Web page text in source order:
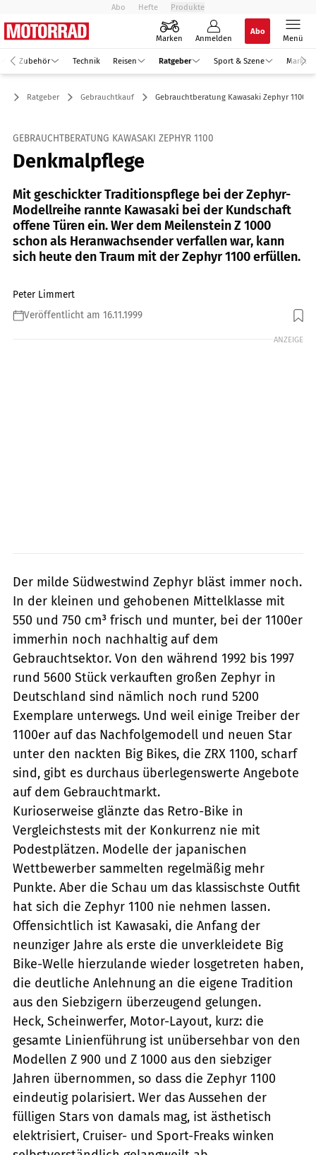
Abo Hefte Produkte
Marken Anmelden
Abo
Menü
Zubehör Technik Reisen Ratgeber Sport & Szene Markt
Ratgeber Gebrauchtkauf Gebrauchtberatung Kawasaki Zephyr 1100
GEBRAUCHTBERATUNG KAWASAKI ZEPHYR 1100
Denkmalpflege
Mit geschickter Traditionspflege bei der Zephyr-
Modellreihe rannte Kawasaki bei der Kundschaft
offene Türen ein. Wer dem Meilenstein Z 1000
schon als Heranwachsender verfallen war, kann
sich heute den Traum mit der Zephyr 1100 erfüllen.
Peter Limmert
Veröffentlicht am 16.11.1999
ANZEIGE
Der milde Südwestwind Zephyr bläst immer noch.
In der kleinen und gehobenen Mittelklasse mit
550 und 750 cm³ frisch und munter, bei der 1100er
immerhin noch nachhaltig auf dem
Gebrauchtsektor. Von den während 1992 bis 1997
rund 5600 Stück verkauften großen Zephyr in
Deutschland sind nämlich noch rund 5200
Exemplare unterwegs. Und weil einige Treiber der
1100er auf das Nachfolgemodell und neuen Star
unter den nackten Big Bikes, die ZRX 1100, scharf
sind, gibt es durchaus überlegenswerte Angebote
auf dem Gebrauchtmarkt.
Kurioserweise glänzte das Retro-Bike in
Vergleichstests mit der Konkurrenz nie mit
Podestplätzen. Modelle der japanischen
Wettbewerber sammelten regelmäßig mehr
Punkte. Aber die Schau um das klassischste Outfit
hat sich die Zephyr 1100 nie nehmen lassen.
Offensichtlich ist Kawasaki, die Anfang der
neunziger Jahre als erste die unverkleidete Big
Bike-Welle hierzulande wieder losgetreten haben,
die deutliche Anlehnung an die eigene Tradition
aus den Siebzigern überzeugend gelungen.
Heck, Scheinwerfer, Motor-Layout, kurz: die
gesamte Linienführung ist unübersehbar von den
Modellen Z 900 und Z 1000 aus den siebziger
Jahren übernommen, so dass die Zephyr 1100
eindeutig polarisiert. Wer das Aussehen der
fülligen Stars von damals mag, ist ästhetisch
elektrisiert, Cruiser- und Sport-Freaks winken